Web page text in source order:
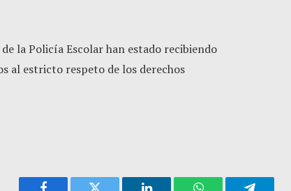
la Policía Escolar han estado recibiendo
al estricto respeto de los derechos